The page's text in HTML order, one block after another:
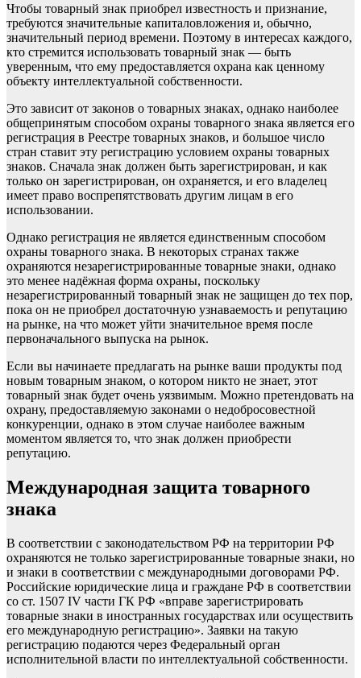
Чтобы товарный знак приобрел известность и признание,
требуются значительные капиталовложения и, обычно,
значительный период времени. Поэтому в интересах каждого,
кто стремится использовать товарный знак — быть
уверенным, что ему предоставляется охрана как ценному
объекту интеллектуальной собственности.
Это зависит от законов о товарных знаках, однако наиболее
общепринятым способом охраны товарного знака является его
регистрация в Реестре товарных знаков, и большое число
стран ставит эту регистрацию условием охраны товарных
знаков. Сначала знак должен быть зарегистрирован, и как
только он зарегистрирован, он охраняется, и его владелец
имеет право воспрепятствовать другим лицам в его
использовании.
Однако регистрация не является единственным способом
охраны товарного знака. В некоторых странах также
охраняются незарегистрированные товарные знаки, однако
это менее надёжная форма охраны, поскольку
незарегистрированный товарный знак не защищен до тех пор,
пока он не приобрел достаточную узнаваемость и репутацию
на рынке, на что может уйти значительное время после
первоначального выпуска на рынок.
Если вы начинаете предлагать на рынке ваши продукты под
новым товарным знаком, о котором никто не знает, этот
товарный знак будет очень уязвимым. Можно претендовать на
охрану, предоставляемую законами о недобросовестной
конкуренции, однако в этом случае наиболее важным
моментом является то, что знак должен приобрести
репутацию.
Международная защита товарного
знака
В соответствии с законодательством РФ на территории РФ
охраняются не только зарегистрированные товарные знаки, но
и знаки в соответствии с международными договорами РФ.
Российские юридические лица и граждане РФ в соответствии
со ст. 1507 IV части ГК РФ «вправе зарегистрировать
товарные знаки в иностранных государствах или осуществить
его международную регистрацию». Заявки на такую
регистрацию подаются через Федеральный орган
исполнительной власти по интеллектуальной собственности.